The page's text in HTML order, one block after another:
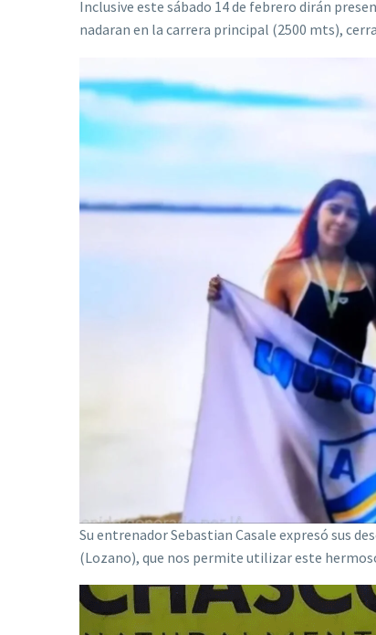
Inclusive este sábado 14 de febrero dirán
nadaran en la carrera principal (2500 mts),
Su entrenador Sebastian Casale expresó sus
(Lozano), que nos permite utilizar este